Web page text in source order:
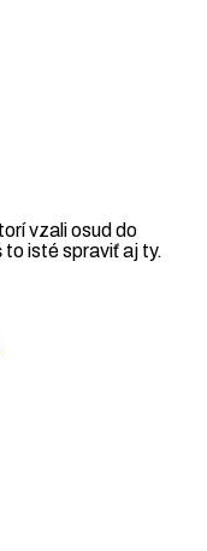
vzali osud do
isté spraviť aj ty.